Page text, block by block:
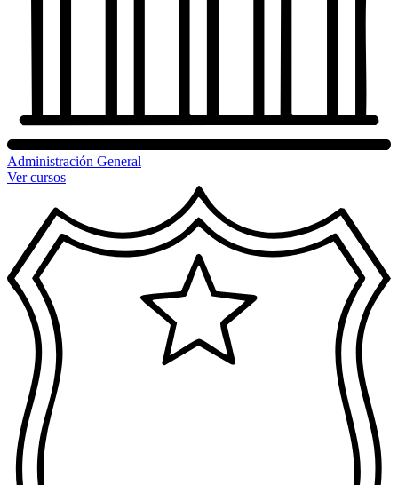
Administración General
Ver cursos